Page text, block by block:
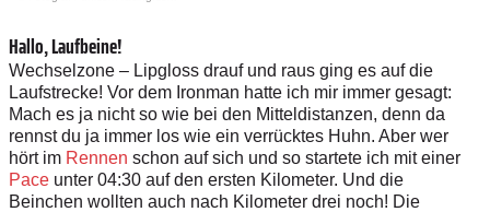
Hallo, Laufbeine!
Wechse zone – Lipg oss drauf und raus ging es aufdie
Laufstrecke! Vor dem ronman hatte ich mir immer gesagt:
Mach es ja nicht so wie bei den Mitte ldistanzen, denn da
rennst du ja immer los wie ein verrücktes H uhn. Aber wer
hört im Rennen schon aufsich und so startete ich miteiner
Pace unter 04:30 aufden ersten Ki ometer. Und die
Beinchen wol ten auch nach Ki ometer drei noch! Die